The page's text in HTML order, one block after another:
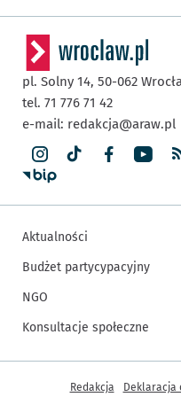
pl. Solny 14, 50-062
tel. 71 776 71 42
e-mail: redakcja@araw.pl
Aktualności
Budżet partycypacyjny
NGO
Konsultacje społeczne
Inne informacje
Redakcja Deklaracja